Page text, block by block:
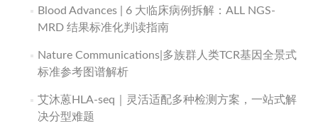
Blood Advances | 6 大临床病例拆解：ALL NGS-
MRD 结果标准化判读指南
Nature Communications|多族群人类TCR基因全景式
标准参考图谱解析
艾沐蒽HLA-seq｜灵活适配多种检测方案，一站式解
决分型难题